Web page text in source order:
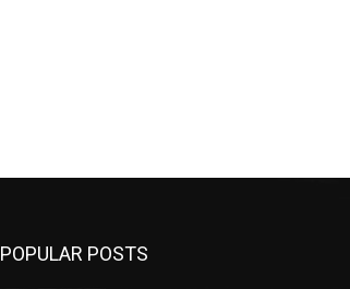
POPULAR POSTS